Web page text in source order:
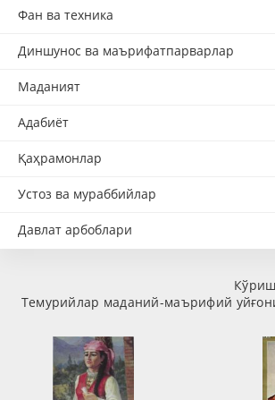
Фан ва техника
Диншунос ва маърифатпарварлар
Маданият
Адабиёт
Қаҳрамонлар
Устоз ва мураббийлар
Давлат арбоблари
Темурийлар маданий-маърифий